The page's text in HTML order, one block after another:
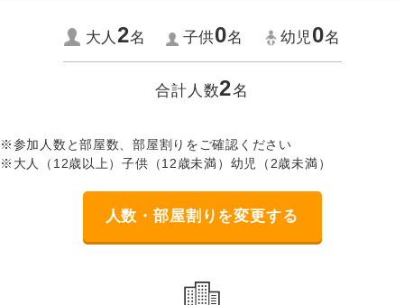
大人2名 子供0名 幼児0名
合計人数2名
※参加人数と部屋数、部屋割りをご確認ください
※大人（12歳以上）子供（12歳未満）幼児（2歳未満）
人数・部屋割りを変更する